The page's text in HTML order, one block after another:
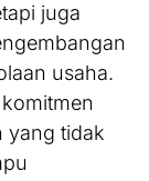
juga
usaha.
yang tidak